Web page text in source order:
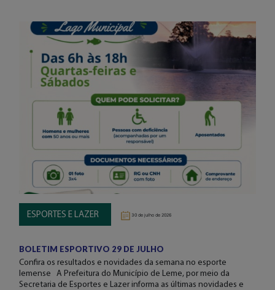
ESPORTES E LAZER 30 de julho de 2026
BOLETIM ESPORTIVO 29 DE JULHO
Confira os resultados e novidades da semana no esporte
lemense A Prefeitura do Município de Leme, por meio da
Secretaria de Esportes e Lazer informa as últimas novidades e